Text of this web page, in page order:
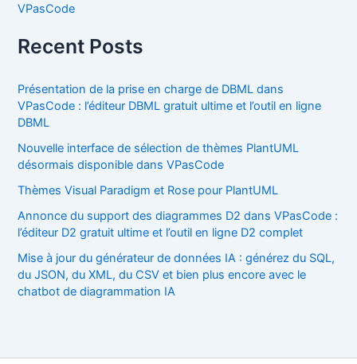
VPasCode
Recent Posts
Présentation de la prise en charge de DBML dans
VPasCode : l’éditeur DBML gratuit ultime et l’outil en ligne
DBML
Nouvelle interface de sélection de thèmes PlantUML
désormais disponible dans VPasCode
Thèmes Visual Paradigm et Rose pour PlantUML
Annonce du support des diagrammes D2 dans VPasCode :
l’éditeur D2 gratuit ultime et l’outil en ligne D2 complet
Mise à jour du générateur de données IA : générez du SQL,
du JSON, du XML, du CSV et bien plus encore avec le
chatbot de diagrammation IA